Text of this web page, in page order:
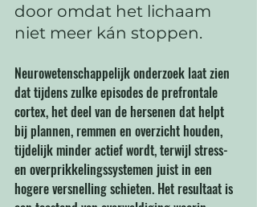
door omdat het lichaam
niet meer kán stoppen.
Neurowetenschappelijk onderzoek laat zien
dat tijdens zulke episodes de prefrontale
cortex, het deel van de hersenen dat helpt
bij plannen, remmen en overzicht houden,
tijdelijk minder actief wordt, terwijl stress-
en overprikkelingssystemen juist in een
hogere versnelling schieten. Het resultaat is